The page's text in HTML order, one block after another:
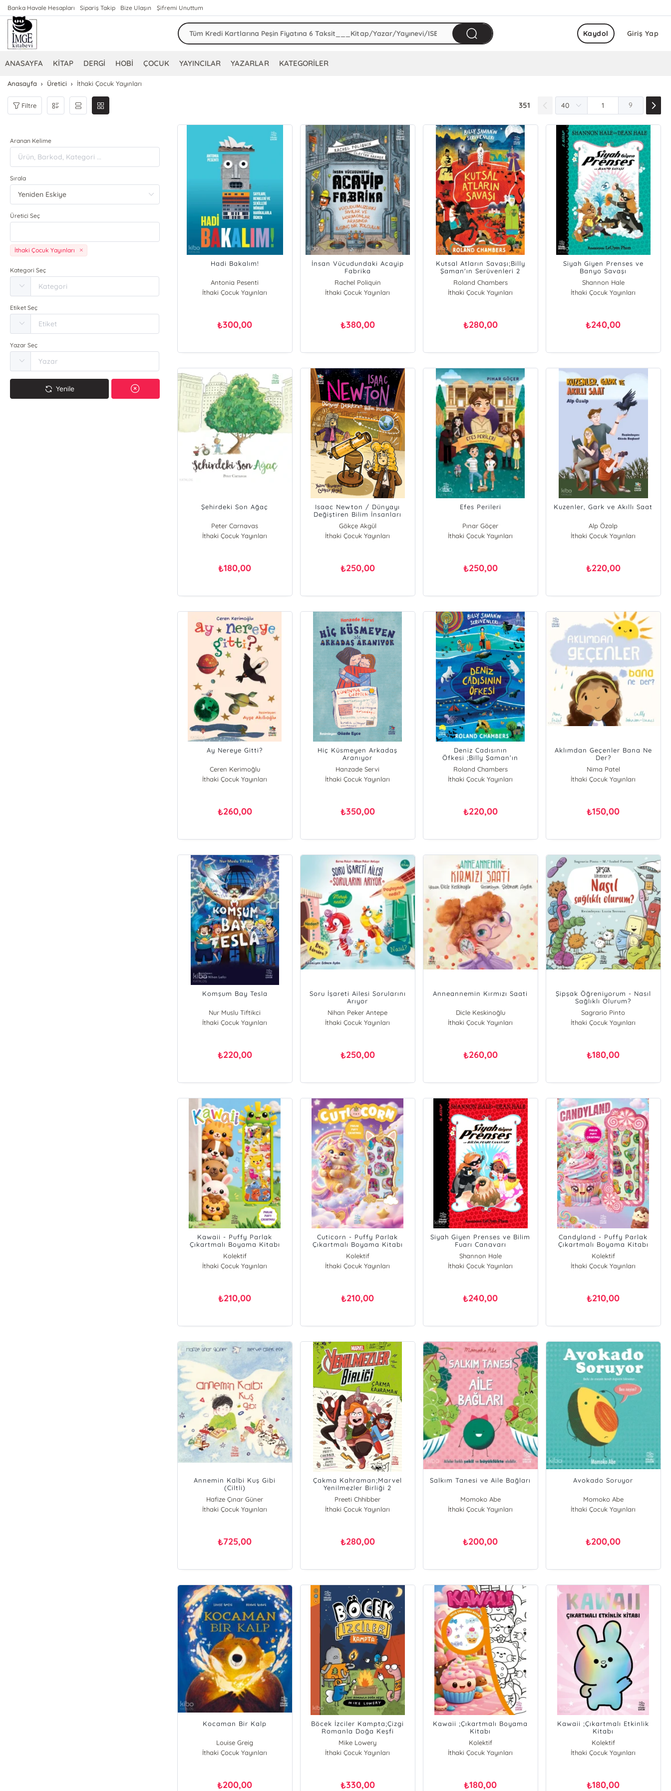
Banka Havale Hesapları Sipariş Takip Bize Ulaşın Şifremi Unuttum
Giriş Yap
Kaydol
ANASAYFA KİTAP DERGİ HOBİ ÇOCUK YAYINCILAR YAZARLAR KATEGORİLER
Anasayfa Üretici İthaki Çocuk Yayınları
Filtre 351 9
Aranan Kelime
Sırala
Üretici Seç
İthaki Çocuk Yayınları
Kategori Seç
Etiket Seç
Yazar Seç
Yenile
Hadi Bakalım!
Antonia Pesenti
İthaki Çocuk Yayınları
₺300,00
İnsan Vücudundaki Acayip
Fabrika
Rachel Poliquin
İthaki Çocuk Yayınları
₺380,00
Kutsal Atların Savaşı;Billy
Şaman'ın Serüvenleri 2
Roland Chambers
İthaki Çocuk Yayınları
₺280,00
Siyah Giyen Prenses ve
Banyo Savaşı
Shannon Hale
Dean Hale
İthaki Çocuk Yayınları
₺240,00
Şehirdeki Son Ağaç
Peter Carnavas
İthaki Çocuk Yayınları
₺180,00
Isaac Newton / Dünyayı
Değiştiren Bilim İnsanları
Gökçe Akgül
İthaki Çocuk Yayınları
₺250,00
Efes Perileri
Pınar Göçer
İthaki Çocuk Yayınları
₺250,00
Kuzenler, Gark ve Akıllı Saat
Alp Özalp
İthaki Çocuk Yayınları
₺220,00
Ay Nereye Gitti?
Ceren Kerimoğlu
İthaki Çocuk Yayınları
₺260,00
Hiç Küsmeyen Arkadaş
Aranıyor
Hanzade Servi
İthaki Çocuk Yayınları
₺350,00
Deniz Cadısının
Öfkesi ;Billy Şaman’ın
Serüvenleri 1
Roland Chambers
İthaki Çocuk Yayınları
₺220,00
Aklımdan Geçenler Bana Ne
Der?
Nima Patel
İthaki Çocuk Yayınları
₺150,00
Komşum Bay Tesla
Nur Muslu Tiftikci
İthaki Çocuk Yayınları
₺220,00
Soru İşareti Ailesi Sorularını
Arıyor
Nihan Peker Antepe
Berna Peker
İthaki Çocuk Yayınları
₺250,00
Anneannemin Kırmızı Saati
Dicle Keskinoğlu
İthaki Çocuk Yayınları
₺260,00
Şipşak Öğreniyorum - Nasıl
Sağlıklı Olurum?
Sagrario Pinto
Isabel Fuentes
İthaki Çocuk Yayınları
₺180,00
Kawaii - Puffy Parlak
Çıkartmalı Boyama Kitabı
Kolektif
İthaki Çocuk Yayınları
₺210,00
Cuticorn - Puffy Parlak
Çıkartmalı Boyama Kitabı
Kolektif
İthaki Çocuk Yayınları
₺210,00
Siyah Giyen Prenses ve Bilim
Fuarı Canavarı
Shannon Hale
Dean Hale
İthaki Çocuk Yayınları
₺240,00
Candyland - Puffy Parlak
Çıkartmalı Boyama Kitabı
Kolektif
İthaki Çocuk Yayınları
₺210,00
Annemin Kalbi Kuş Gibi
(Ciltli)
Hafize Çınar Güner
İthaki Çocuk Yayınları
₺725,00
Çakma Kahraman;Marvel
Yenilmezler Birliği 2
Preeti Chhibber
İthaki Çocuk Yayınları
₺280,00
Salkım Tanesi ve Aile Bağları
Momoko Abe
İthaki Çocuk Yayınları
₺200,00
Avokado Soruyor
Momoko Abe
İthaki Çocuk Yayınları
₺200,00
Kocaman Bir Kalp
Louise Greig
İthaki Çocuk Yayınları
₺200,00
Böcek İzciler Kampta;Çizgi
Romanla Doğa Keşfi
Mike Lowery
İthaki Çocuk Yayınları
₺330,00
Kawaii ;Çıkartmalı Boyama
Kitabı
Kolektif
İthaki Çocuk Yayınları
₺180,00
Kawaii ;Çıkartmalı Etkinlik
Kitabı
Kolektif
İthaki Çocuk Yayınları
₺180,00